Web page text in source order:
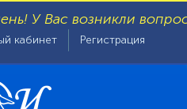
У Вас возникли
кабинет Регистрация